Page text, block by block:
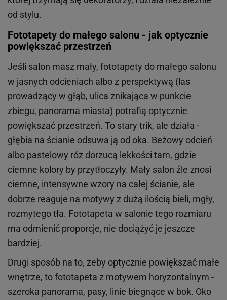
od stylu.
Fototapety do małego salonu - jak optycznie
powiększać przestrzeń
Jeśli salon masz mały, fototapety do małego salonu
w jasnych odcieniach albo z perspektywą (las
prowadzący w głąb, ulica znikająca w punkcie
zbiegu, panorama miasta) potrafią optycznie
powiększać przestrzeń. To stary trik, ale działa -
głębia na ścianie odsuwa ją od oka. Beżowy odcień
albo pastelowy róż dorzucą lekkości tam, gdzie
ciemne kolory by przytłoczyły. Mały salon źle znosi
ciemne, intensywne wzory na całej ścianie, ale
dobrze reaguje na motywy z dużą ilością bieli, mgły,
rozmytego tła. Fototapeta w salonie tego rozmiaru
ma odmienić proporcje, nie dociążyć je jeszcze
bardziej.
Drugi sposób na to, żeby optycznie powiększać małe
wnętrze, to fototapeta z motywem horyzontalnym -
szeroka panorama, pasy, linie biegnące w bok. Oko